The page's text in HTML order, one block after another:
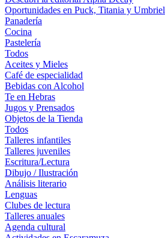
Oportunidades en Puck, Titania y Umbriel
Panadería
Cocina
Pastelería
Todos
Aceites y Mieles
Café de especialidad
Bebidas con Alcohol
Te en Hebras
Jugos y Prensados
Objetos de la Tienda
Todos
Talleres infantiles
Talleres juveniles
Escritura/Lectura
Dibujo / Ilustración
Análisis literario
Lenguas
Clubes de lectura
Talleres anuales
Agenda cultural